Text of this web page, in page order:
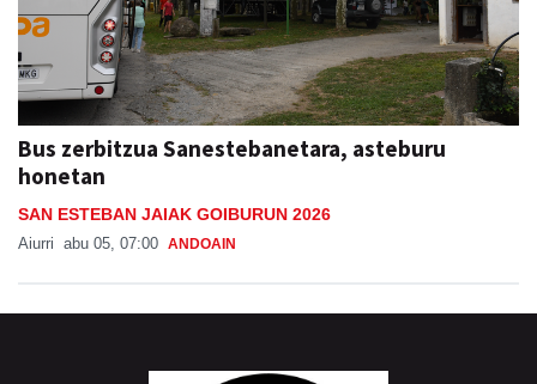
Bus zerbitzua Sanestebanetara, asteburu
honetan
SAN ESTEBAN JAIAK GOIBURUN 2026
Aiurri abu 05, 07:00 ANDOAIN